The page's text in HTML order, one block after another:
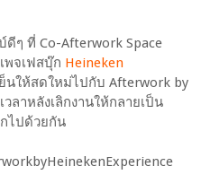
ดีๆ ที่ Co-Afterwork Space
พจเฟสบุ๊ก Heineken
นให้สดใหม่ไปกับ Afterwork by
ลาหลังเลิกงานให้กลายเป็น
ไปด้วยกัน